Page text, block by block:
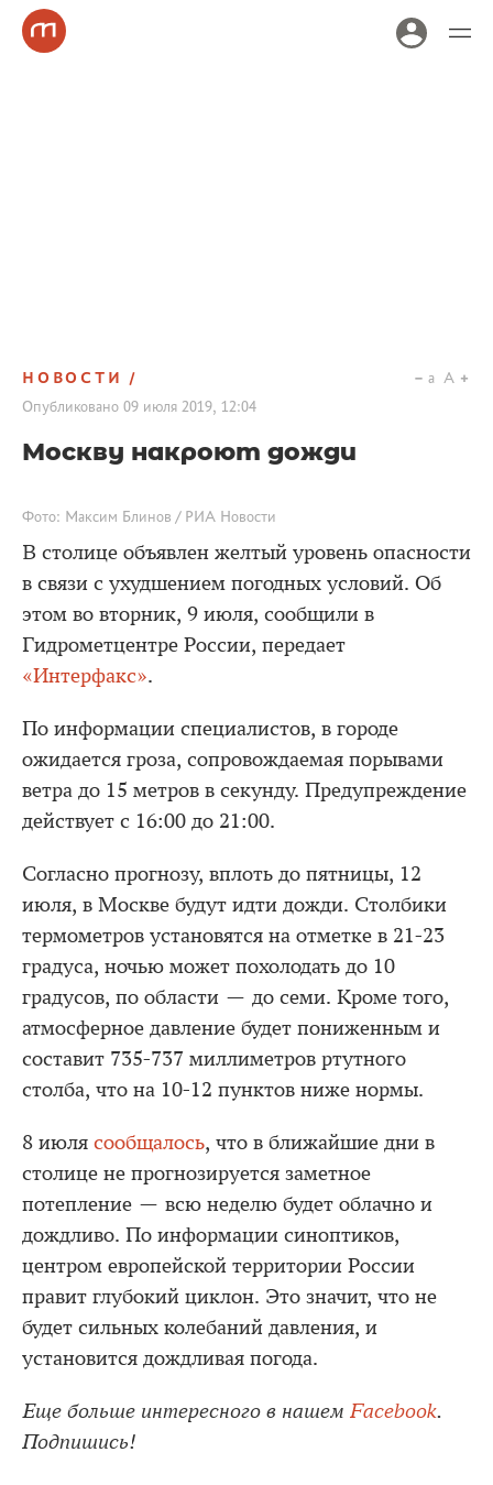
НОВОСТИ
Опубликовано 09 июля 2019, 12:04
a A
Москву накроют дожди
Фото: Максим Блинов / РИА Новости
В столице объявлен желтый уровень опасности
в связи с ухудшением погодных условий. Об
этом во вторник, 9 июля, сообщили в
Гидрометцентре России, передает
«Интерфакс».
По информации специалистов, в городе
ожидается гроза, сопровождаемая порывами
ветра до 15 метров в секунду. Предупреждение
действует с 16:00 до 21:00.
Согласно прогнозу, вплоть до пятницы, 12
июля, в Москве будут идти дожди. Столбики
термометров установятся на отметке в 21-23
градуса, ночью может похолодать до 10
градусов, по области — до семи. Кроме того,
атмосферное давление будет пониженным и
составит 735-737 миллиметров ртутного
столба, что на 10-12 пунктов ниже нормы.
8 июля сообщалось, что в ближайшие дни в
столице не прогнозируется заметное
потепление — всю неделю будет облачно и
дождливо. По информации синоптиков,
центром европейской территории России
правит глубокий циклон. Это значит, что не
будет сильных колебаний давления, и
установится дождливая погода.
Еще больше интересного в нашем Facebook.
Подпишись!